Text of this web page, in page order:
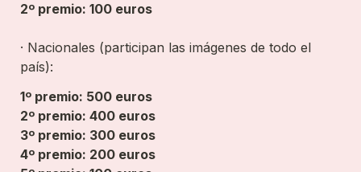
2º premio: 100 euros
· Nacionales (participan las imágenes de todo el
país):
1º premio: 500 euros
2º premio: 400 euros
3º premio: 300 euros
4º premio: 200 euros